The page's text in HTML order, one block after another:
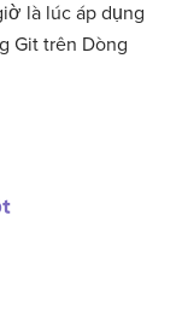
là lúc áp dụng
Git trên Dòng